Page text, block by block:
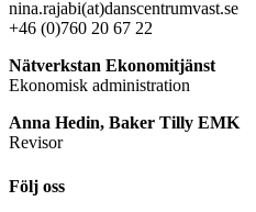
nina.rajabi(at)danscentrumvast.se
+46 (0)760 20 67 22
Nätverkstan Ekonomitjänst
Ekonomisk administration
Anna Hedin, Baker Tilly EMK
Revisor
Följ oss